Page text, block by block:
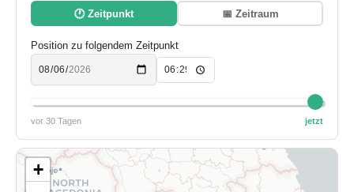
🕐 Zeitpunkt 📅 Zeitraum
Position zu folgendem Zeitpunkt
vor 30 Tagen jetzt
+